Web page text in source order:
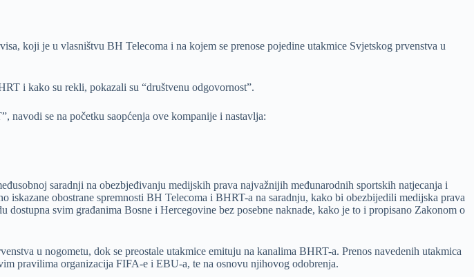
koji je u vlasništvu BH Telecoma i na kojem se prenose pojedine utakmice Svjetskog prvenstva u
i kako su rekli, pokazali su “društvenu odgovornost”.
navodi se na početku saopćenja ove kompanije i nastavlja:
saradnji na obezbjeđivanju medijskih prava najvažnijih međunarodnih sportskih natjecanja i
obostrane spremnosti BH Telecoma i BHRT-a na saradnju, kako bi obezbijedili medijska prava
svim građanima Bosne i Hercegovine bez posebne naknade, kako je to i propisano Zakonom o
u nogometu, dok se preostale utakmice emituju na kanalima BHRT-a. Prenos navedenih utakmica
pravilima organizacija FIFA-e i EBU-a, te na osnovu njihovog odobrenja.